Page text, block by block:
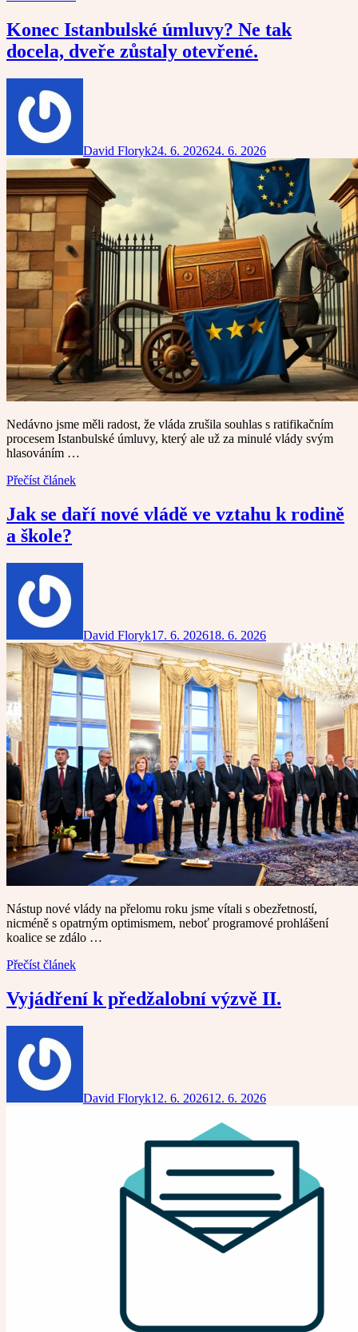
Konec Istanbulské úmluvy? Ne tak
docela, dveře zůstaly otevřené.
David Floryk24. 6. 202624. 6. 2026
Nedávno jsme měli radost, že vláda zrušila souhlas s ratifikačním
procesem Istanbulské úmluvy, který ale už za minulé vlády svým
hlasováním …
Přečíst článek
Jak se daří nové vládě ve vztahu k rodině
a škole?
David Floryk17. 6. 202618. 6. 2026
Nástup nové vlády na přelomu roku jsme vítali s obezřetností,
nicméně s opatrným optimismem, neboť programové prohlášení
koalice se zdálo …
Přečíst článek
Vyjádření k předžalobní výzvě II.
David Floryk12. 6. 202612. 6. 2026